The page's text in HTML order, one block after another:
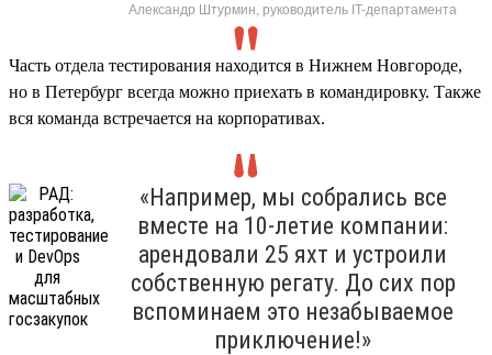
Александр Штурмин, руководитель IT-департамента
Часть отдела тестирования находится в Нижнем Новгороде,
но в Петербург всегда можно приехать в командировку. Также
вся команда встречается на корпоративах.
«Например, мы собрались все
вместе на 10-летие компании:
арендовали 25 яхт и устроили
собственную регату. До сих пор
вспоминаем это незабываемое
приключение!»